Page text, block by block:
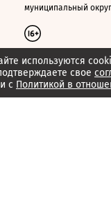
используются
свое
с Политикой в
муниципальный